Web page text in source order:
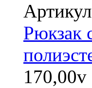
Рюкзак
170,00v